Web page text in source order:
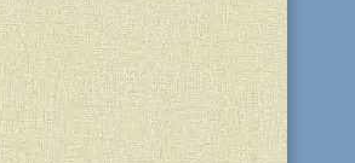
тридцяти років над
височіла велична